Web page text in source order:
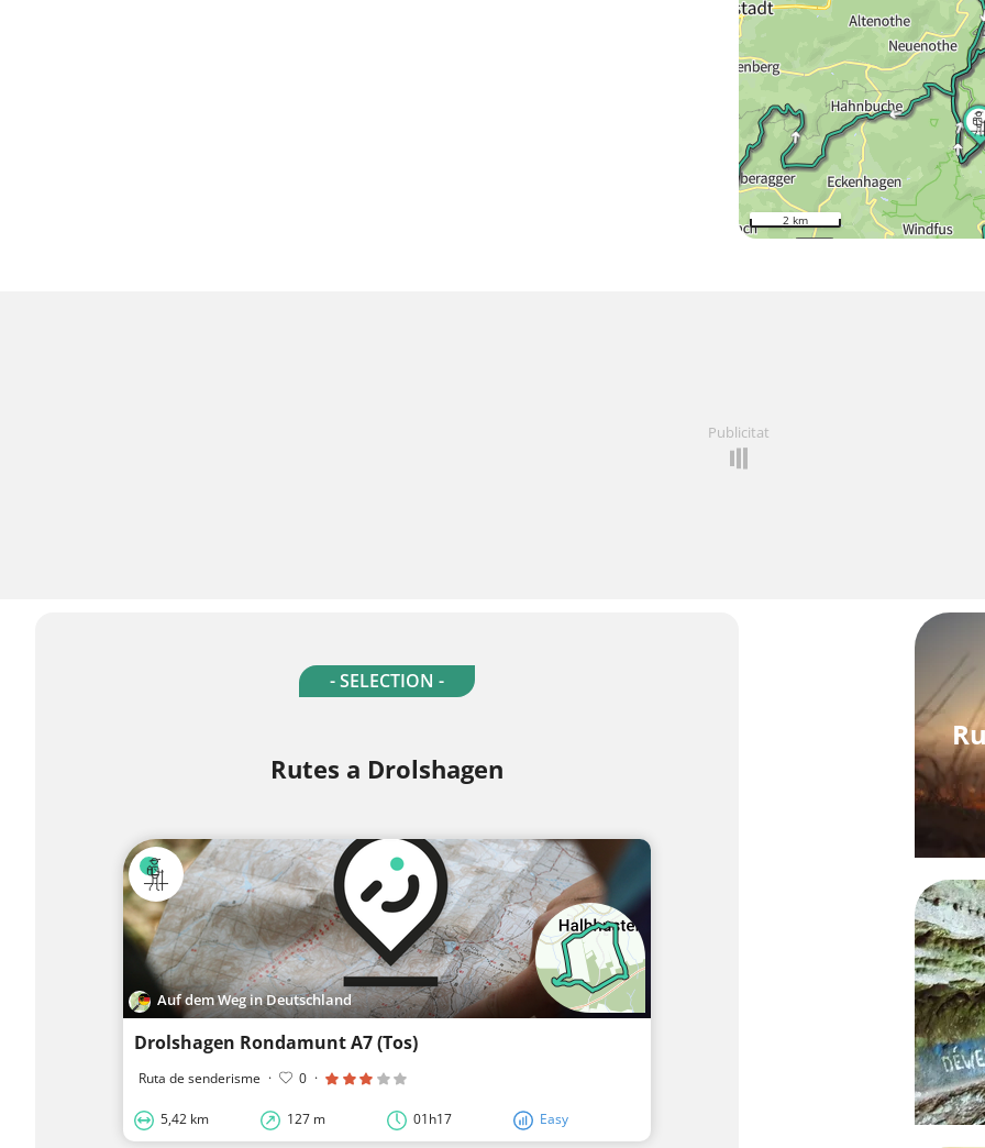
2 km
Publicitat
- SELECTION -
Rutes a Drolshagen
Auf dem Weg in Deutschland
Drolshagen Rondamunt A7 (Tos)
Ruta de senderisme · 0 ·
5,42 km 127 m 01h17 Easy